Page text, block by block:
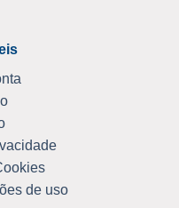
de uso